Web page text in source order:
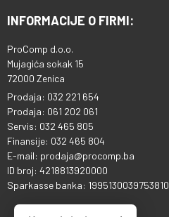
INFORMACIJE O FIRMI:
ProComp d.o.o.
Mujagića sokak 15
72000 Zenica
Prodaja: 032 221 654
Prodaja: 061 202 061
Servis: 032 465 805
Finansije: 032 465 804
E-mail: prodaja@procomp.ba
ID broj: 4218813920000
Sparkasse banka: 1995130039753810